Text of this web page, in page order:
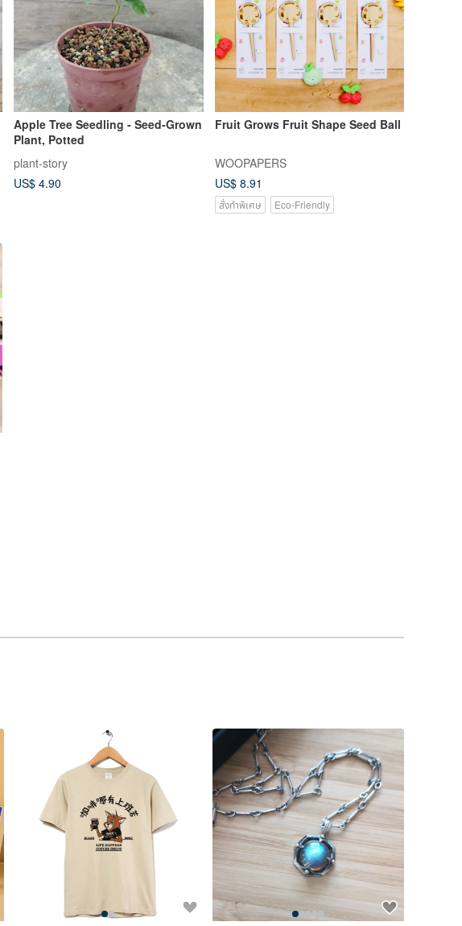
Apple Tree Seedling - Seed-Grown
Plant, Potted
plant-story
US$ 4.90
Fruit Grows Fruit Shape Seed Ball
WOOPAPERS
US$ 8.91
สั่งทำพิเศษ Eco-Friendly